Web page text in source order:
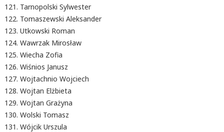
Tarnopolski Sylwester
Tomaszewski Aleksander
Utkowski Roman
Wawrzak Mirosław
Wiecha Zofia
Wiśnios Janusz
Wojtachnio Wojciech
Wojtan Elżbieta
Wojtan Grażyna
Wolski Tomasz
Wójcik Urszula